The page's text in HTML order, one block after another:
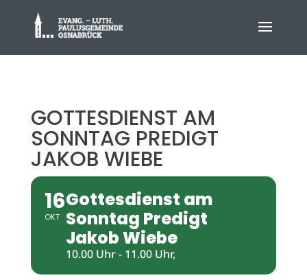
GOTTESDIENST AM
SONNTAG PREDIGT
JAKOB WIEBE
16
OKT
Gottesdienst am
Sonntag Predigt
Jakob Wiebe
10.00 Uhr - 11.00 Uhr,